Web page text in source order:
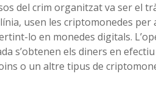
del crim organitzat va ser el
usen les criptomonedes per
lo en monedes digitals.
s’obtenen els diners en
o un altre tipus de